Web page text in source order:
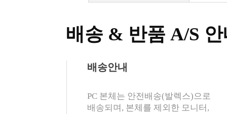
배송 & 반품 A/S
PC 본체는 안전배송(발렉스)으로
배송되며, 본체를 제외한 모니터,
배송안내